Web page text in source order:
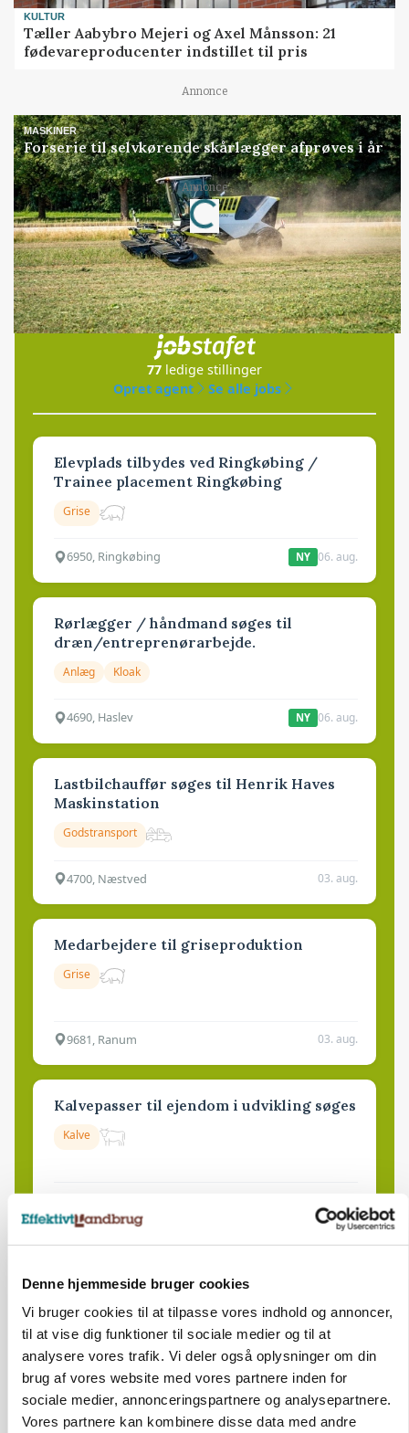
Denne hjemmeside bruger cookies
Vi bruger cookies til at tilpasse vores indhold og annoncer,
til at vise dig funktioner til sociale medier og til at
analysere vores trafik. Vi deler også oplysninger om din
brug af vores website med vores partnere inden for
sociale medier, annonceringspartnere og analysepartnere.
Vores partnere kan kombinere disse data med andre
KULTUR
Tæller Aabybro Mejeri og Axel Månsson: 21
fødevareproducenter indstillet til pris
Annonce
MASKINER
Forserie til selvkørende skårlægger afprøves i år
Annonce
Loading...
Jobs
i samarbejde med
77 ledige stillinger
Opret agent
Se alle jobs
Elevplads tilbydes ved Ringkøbing /
Trainee placement Ringkøbing
Grise
6950, Ringkøbing NY 06. aug.
Rørlægger / håndmand søges til
dræn/entreprenørarbejde.
Anlæg Kloak
4690, Haslev NY 06. aug.
Lastbilchauffør søges til Henrik Haves
Maskinstation
Godstransport
4700, Næstved 03. aug.
Medarbejdere til griseproduktion
Grise
9681, Ranum 03. aug.
Kalvepasser til ejendom i udvikling søges
Kalve
Klimastald
9670, Løgstør 03. aug.